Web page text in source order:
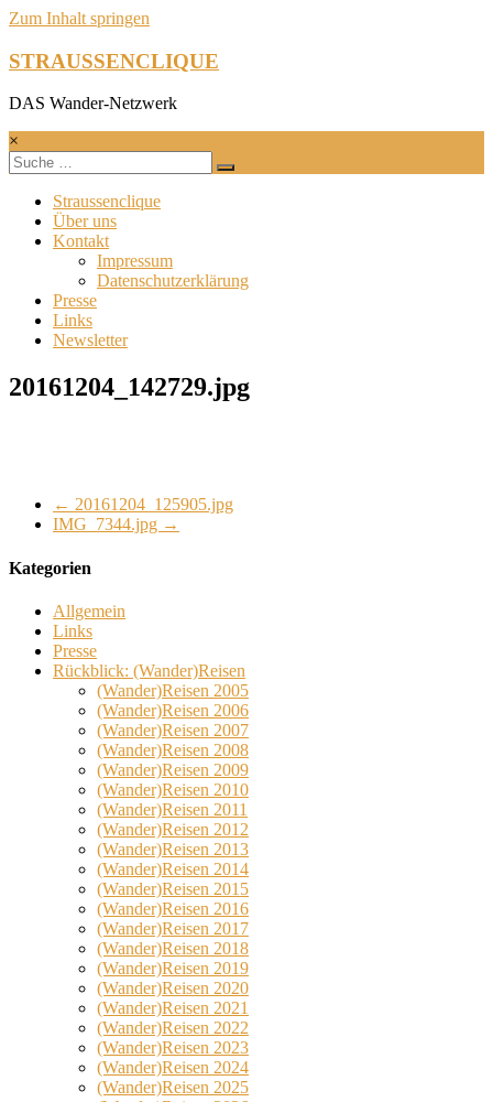
Zum Inhalt springen
STRAUSSENCLIQUE
DAS Wander-Netzwerk
×
Straussenclique
Über uns
Kontakt
Impressum
Datenschutzerklärung
Presse
Links
Newsletter
20161204_142729.jpg
← 20161204_125905.jpg
IMG_7344.jpg →
Kategorien
Allgemein
Links
Presse
Rückblick: (Wander)Reisen
(Wander)Reisen 2005
(Wander)Reisen 2006
(Wander)Reisen 2007
(Wander)Reisen 2008
(Wander)Reisen 2009
(Wander)Reisen 2010
(Wander)Reisen 2011
(Wander)Reisen 2012
(Wander)Reisen 2013
(Wander)Reisen 2014
(Wander)Reisen 2015
(Wander)Reisen 2016
(Wander)Reisen 2017
(Wander)Reisen 2018
(Wander)Reisen 2019
(Wander)Reisen 2020
(Wander)Reisen 2021
(Wander)Reisen 2022
(Wander)Reisen 2023
(Wander)Reisen 2024
(Wander)Reisen 2025